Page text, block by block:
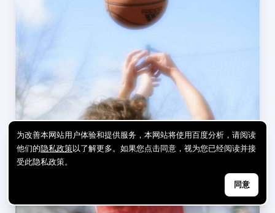
为改善本网站用户体验和提供服务，本网站将使用百度分析，请阅读
他们的隐私政策以了解更多。如果您点击同意，视为您已经阅读并接
受此隐私政策。
同意